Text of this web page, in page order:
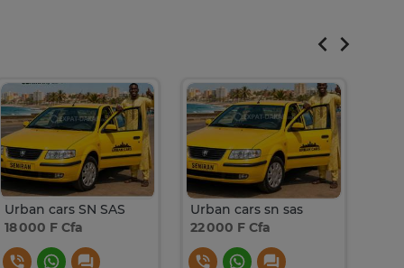
Urban cars SN SAS
18 000 F Cfa
Urban cars sn sas
22 000 F Cfa